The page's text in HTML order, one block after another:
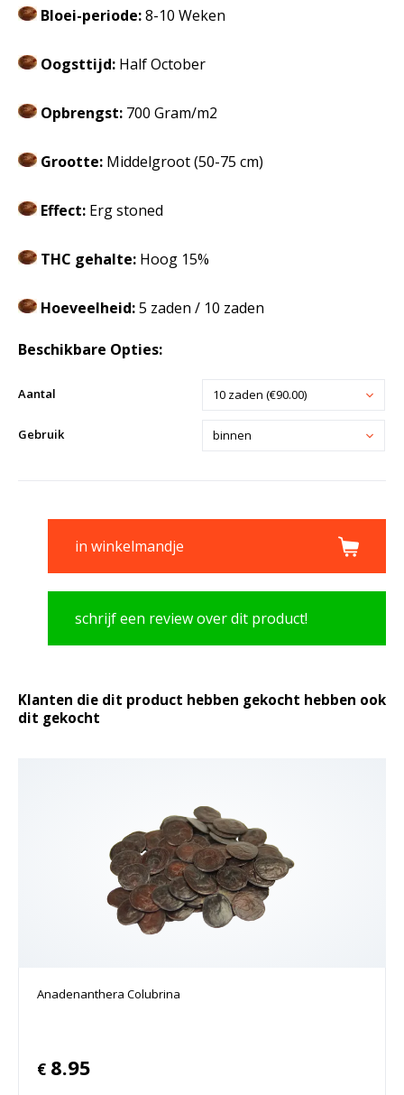
Bloei-periode:8-10 Weken
Oogsttijd: Half October
Opbrengst: 700 Gram/m2
Grootte: Middelgroot (50-75 cm)
Effect: Erg stoned
THC gehalte: Hoog 15%
Hoeveelheid:5 zaden / 10 zaden
Beschikbare Opties:
Aantal 10 zaden (€90.00)
Gebruik binnen
in winkelmandje
schrijf een review over dit product!
Klanten die dit product hebben gekocht hebben ook
dit gekocht
Anadenanthera Colubrina
€ 8.95